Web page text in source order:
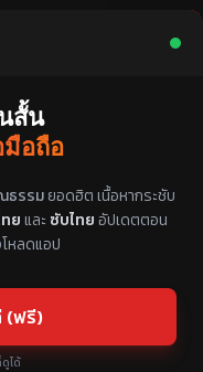
สั้น
อถือ
ธรรมยอดฮิต เนื้อหากระชับ
ยและ ซับไทยอัปเดตตอน
หลดแอป
(ฟรี)
ได้